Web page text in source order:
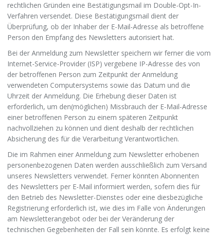
rechtlichen Gründen eine Bestätigungsmail im Double-Opt-In-
Verfahren versendet. Diese Bestätigungsmail dient der
Überprüfung, ob der Inhaber der E-Mail-Adresse als betroffene
Person den Empfang des Newsletters autorisiert hat.
Bei der Anmeldung zum Newsletter speichern wir ferner die vom
Internet-Service-Provider (ISP) vergebene IP-Adresse des von
der betroffenen Person zum Zeitpunkt der Anmeldung
verwendeten Computersystems sowie das Datum und die
Uhrzeit der Anmeldung. Die Erhebung dieser Daten ist
erforderlich, um den(möglichen) Missbrauch der E-Mail-Adresse
einer betroffenen Person zu einem späteren Zeitpunkt
nachvollziehen zu können und dient deshalb der rechtlichen
Absicherung des für die Verarbeitung Verantwortlichen.
Die im Rahmen einer Anmeldung zum Newsletter erhobenen
personenbezogenen Daten werden ausschließlich zum Versand
unseres Newsletters verwendet. Ferner könnten Abonnenten
des Newsletters per E-Mail informiert werden, sofern dies für
den Betrieb des Newsletter-Dienstes oder eine diesbezügliche
Registrierung erforderlich ist, wie dies im Falle von Änderungen
am Newsletterangebot oder bei der Veränderung der
technischen Gegebenheiten der Fall sein könnte. Es erfolgt keine